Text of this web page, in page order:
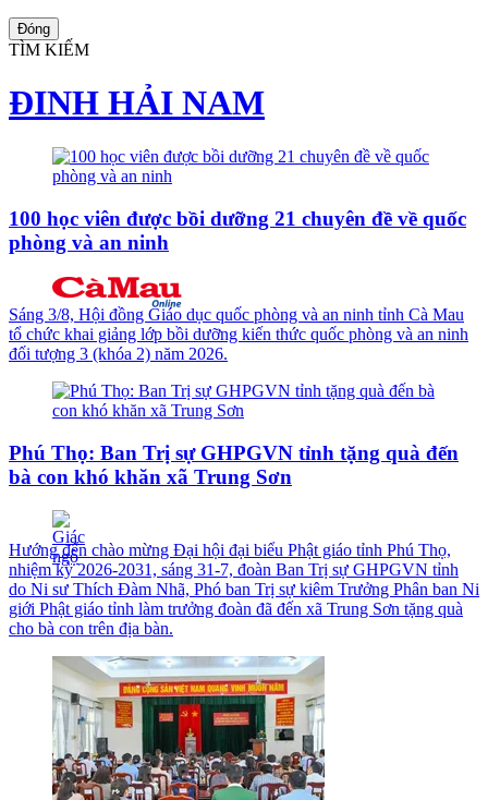
Đóng
TÌM KIẾM
ĐINH HẢI NAM
100 học viên được bồi dưỡng 21 chuyên đề về quốc
phòng và an ninh
Sáng 3/8, Hội đồng Giáo dục quốc phòng và an ninh tỉnh Cà Mau
tổ chức khai giảng lớp bồi dưỡng kiến thức quốc phòng và an ninh
đối tượng 3 (khóa 2) năm 2026.
Phú Thọ: Ban Trị sự GHPGVN tỉnh tặng quà đến
bà con khó khăn xã Trung Sơn
Hướng đến chào mừng Đại hội đại biểu Phật giáo tỉnh Phú Thọ,
nhiệm kỳ 2026-2031, sáng 31-7, đoàn Ban Trị sự GHPGVN tỉnh
do Ni sư Thích Đàm Nhã, Phó ban Trị sự kiêm Trưởng Phân ban Ni
giới Phật giáo tỉnh làm trưởng đoàn đã đến xã Trung Sơn tặng quà
cho bà con trên địa bàn.